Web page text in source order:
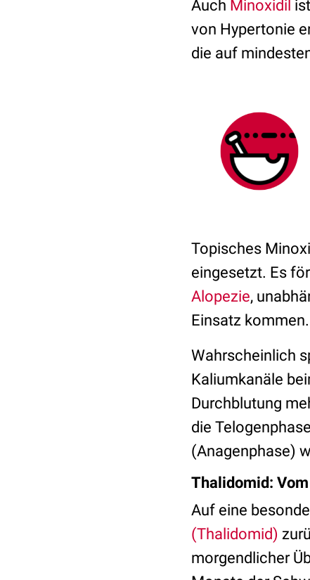
Auch Minoxidil
von Hypertonie
die auf
Topisches
eingesetzt. Es
Alopezie,
Einsatz
Wahrscheinlich
Kaliumkanäle
Durchblutung
die
(Anagenphase)
Thalidomid:
Auf eine
(Thalidomid)
morgendlicher